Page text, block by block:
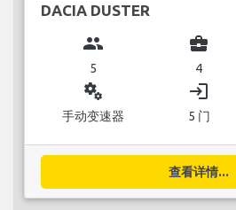
DACIA DUSTER
group
5
business_center
4
miscellaneous_services
手动变速器
login
5 门
查看详情...